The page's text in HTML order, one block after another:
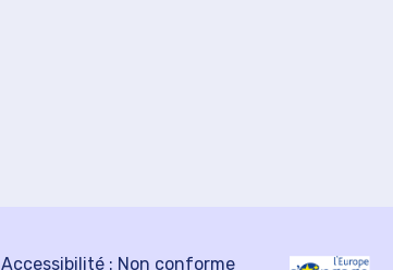
Accessibilité : Non conforme